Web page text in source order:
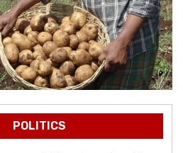
POLITICS